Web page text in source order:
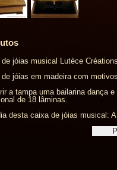
jóias musical Lutèce
de jóias em madeira com
a tampa uma bailarina dança
de 18 lâminas.
desta caixa de jóias musical: